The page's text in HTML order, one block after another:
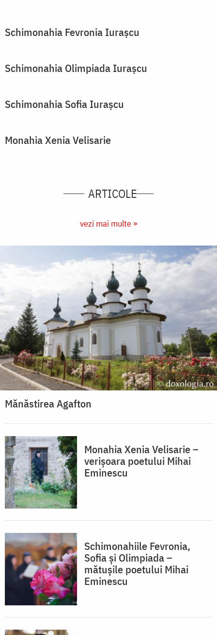
Schimonahia Fevronia Iuraşcu
Schimonahia Olimpiada Iuraşcu
Schimonahia Sofia Iuraşcu
Monahia Xenia Velisarie
ARTICOLE
vezi mai multe »
Mănăstirea Agafton
Monahia Xenia Velisarie –
verișoara poetului Mihai
Eminescu
Schimonahiile Fevronia,
Sofia și Olimpiada –
mătușile poetului Mihai
Eminescu